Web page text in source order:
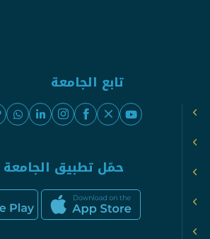
تابع الجامعة
حمّل تطبيق الجامعة